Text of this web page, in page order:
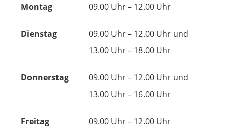
Montag 09.00 Uhr – 12.00 Uhr
Dienstag
09.00 Uhr – 12.00 Uhr und
13.00 Uhr – 18.00 Uhr
Donnerstag
09.00 Uhr – 12.00 Uhr und
13.00 Uhr – 16.00 Uhr
Freitag 09.00 Uhr – 12.00 Uhr